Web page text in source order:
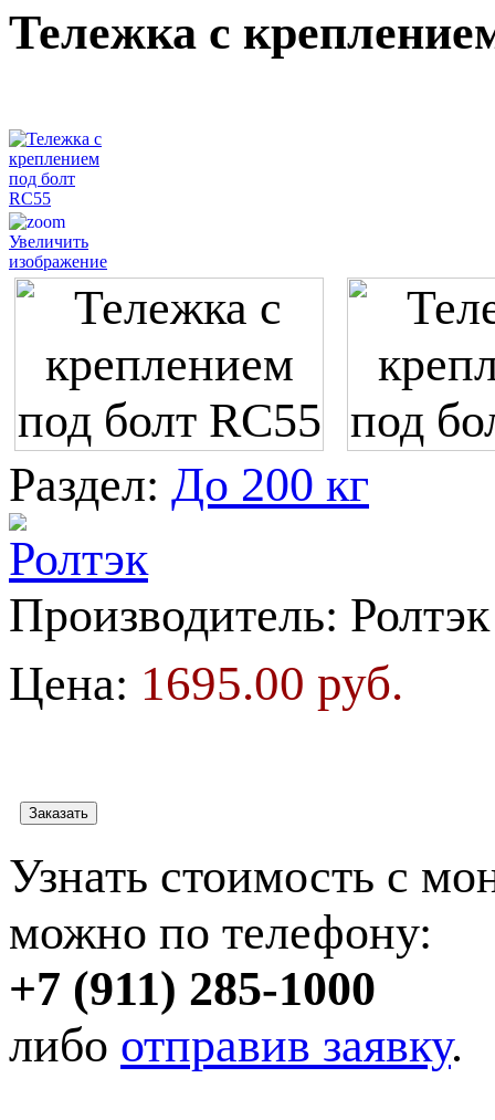
Тележка с
Увеличить
изображение
Раздел: До 200 кг
Производитель: Ролтэк
Цена: 1695.00 руб.
Узнать стоимость с
можно по телефону:
+7 (911) 285-1000
либо отправив заявку.